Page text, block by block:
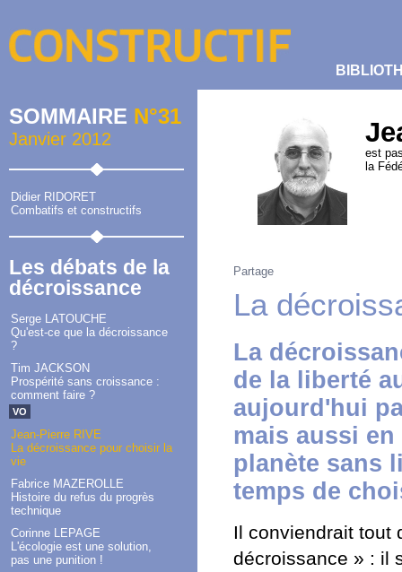
SOMMAIRE N°31
Janvier 2012
Didier RIDORET
Combatifs et constructifs
Les débats de la
décroissance
Serge LATOUCHE
Qu'est-ce que la décroissance
?
Tim JACKSON
Prospérité sans croissance :
comment faire ?
VO
Jean-Pierre RIVE
La décroissance pour choisir la
vie
Fabrice MAZEROLLE
Histoire du refus du progrès
technique
Corinne LEPAGE
L'écologie est une solution,
pas une punition !
est
la
Partage
La
La
de la liberté
aujourd'hui
mais aussi
planète sans
temps de
Il conviendrait tout
décroissance » : il